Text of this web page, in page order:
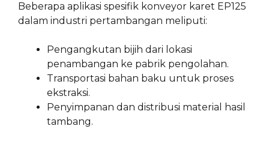
Beberapa aplikasi spesifik konveyor karet EP125
dalam industri pertambangan meliputi:
Pengangkutan bijih dari lokasi
penambangan ke pabrik pengolahan.
Transportasi bahan baku untuk proses
ekstraksi.
Penyimpanan dan distribusi material hasil
tambang.